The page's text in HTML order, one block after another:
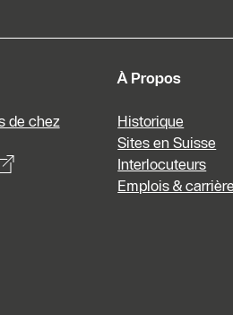
de chez
À Propos
Historique
Sites en Suisse
Interlocuteurs
Emplois &